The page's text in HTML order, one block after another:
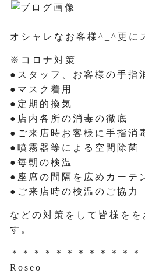
オシャレなお客様^_^更に
※コロナ対策
●スタッフ、お客様の手指
●マスク着用
●定期的換気
●店内各所の消毒の徹底
●ご来店時お客様に手指消
●噴霧器等による空間除菌
●毎朝の検温
●座席の間隔を広めカーテ
●ご来店時の検温のご協力
などの対策をして皆様をを
す。
＊＊＊＊＊＊＊＊＊＊＊＊
Roseo